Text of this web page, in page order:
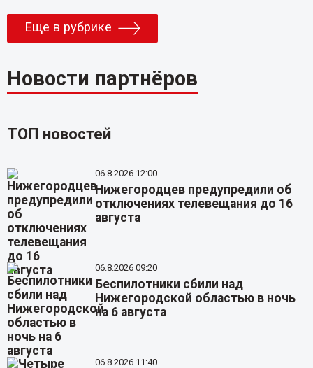
Еще в рубрике
Новости партнёров
ТОП новостей
06.8.2026 12:00
Нижегородцев предупредили об
отключениях телевещания до 16
августа
06.8.2026 09:20
Беспилотники сбили над
Нижегородской областью в ночь
на 6 августа
06.8.2026 11:40